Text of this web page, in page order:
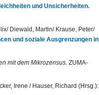
und Unsicherheiten.
Diewald, Martin/ Krause, Peter/
und soziale Ausgrenzungen in
mit dem Mikrozensus. ZUMA-
Irene / Hauser, Richard (Hrsg.):